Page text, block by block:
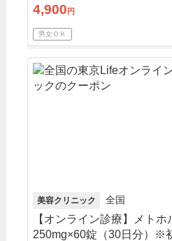
4,900 円
男女ＯＫ
美容クリニック 全国
【オンライン診療】メトホ
250mg×60錠（30日分）※